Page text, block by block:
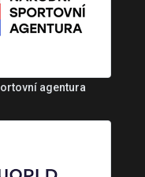
agentura